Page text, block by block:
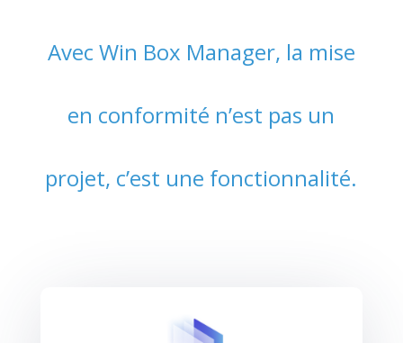
Avec Win Box Manager, la mise
en conformité n’est pas un
projet, c’est une fonctionnalité.